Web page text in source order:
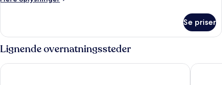
(Americana)
Se priser
Lignende overnatningssteder
Hyatt Place Washington DC/Georgetown/West End State